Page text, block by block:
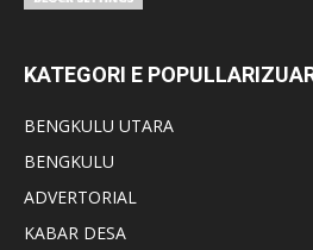
KATEGORI E
BENGKULU UTARA
BENGKULU
ADVERTORIAL
KABAR DESA